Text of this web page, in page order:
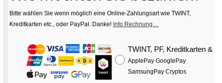
Bitte wählen Sie wenn möglich eine Online-Zahlungsart wie TWINT,
Kreditkarten etc., oder PayPal. Danke! Info Rechnung…
TWINT, PF, Kreditkarten &
ApplePay GooglePay
SamsungPay Cryptos